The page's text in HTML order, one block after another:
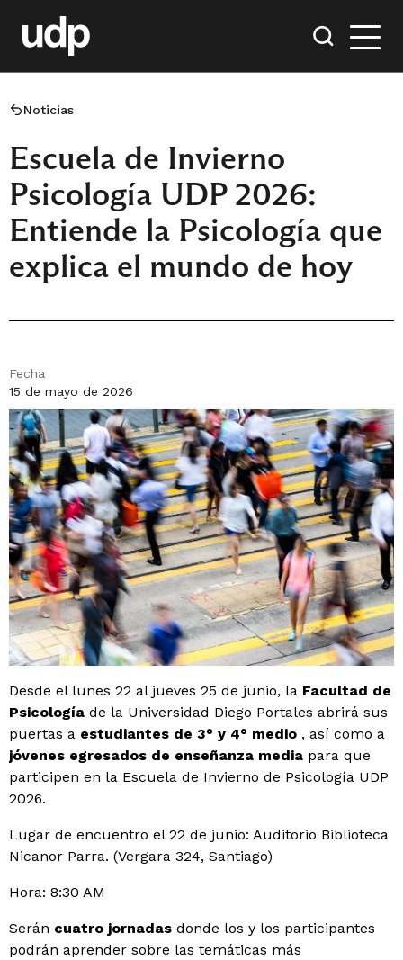
Noticias
Escuela de Invierno
Psicología UDP 2026:
Entiende la Psicología que
explica el mundo de hoy
Fecha
15 de mayo de 2026
Desde el lunes 22 al jueves 25 de junio, la Facultad de
Psicología de la Universidad Diego Portales abrirá sus
puertas a estudiantes de 3° y 4° medio , así como a
jóvenes egresados ​​de enseñanza media para que
participen en la Escuela de Invierno de Psicología UDP
2026.
Lugar de encuentro el 22 de junio: Auditorio Biblioteca
Nicanor Parra. (Vergara 324, Santiago)
Hora: 8:30 AM
Serán cuatro jornadas donde los y los participantes
podrán aprender sobre las temáticas más